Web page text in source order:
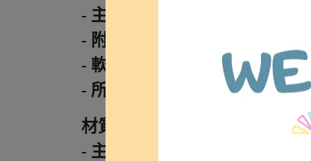
- 主體採用φ1"(25mm)不鏽鋼
- 附四個4"剎車輪。
- 軟背、座墊為防水軟墊。
- 所有尺寸±5%。
材質：
- 主體採用不鏽鋼材質。